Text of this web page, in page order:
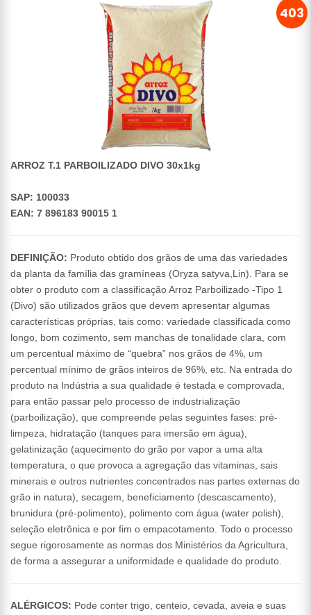
403
ARROZ T.1 PARBOILIZADO DIVO 30x1kg
SAP: 100033
EAN: 7 896183 90015 1
DEFINIÇÃO: Produto obtido dos grãos de uma das variedades
da planta da família das gramíneas (Oryza satyva,Lin). Para se
obter o produto com a classificação Arroz Parboilizado -Tipo 1
(Divo) são utilizados grãos que devem apresentar algumas
características próprias, tais como: variedade classificada como
longo, bom cozimento, sem manchas de tonalidade clara, com
um percentual máximo de “quebra” nos grãos de 4%, um
percentual mínimo de grãos inteiros de 96%, etc. Na entrada do
produto na Indústria a sua qualidade é testada e comprovada,
para então passar pelo processo de industrialização
(parboilização), que compreende pelas seguintes fases: pré-
limpeza, hidratação (tanques para imersão em água),
gelatinização (aquecimento do grão por vapor a uma alta
temperatura, o que provoca a agregação das vitaminas, sais
minerais e outros nutrientes concentrados nas partes externas do
grão in natura), secagem, beneficiamento (descascamento),
brunidura (pré-polimento), polimento com água (water polish),
seleção eletrônica e por fim o empacotamento. Todo o processo
segue rigorosamente as normas dos Ministérios da Agricultura,
de forma a assegurar a uniformidade e qualidade do produto.
ALÉRGICOS: Pode conter trigo, centeio, cevada, aveia e suas